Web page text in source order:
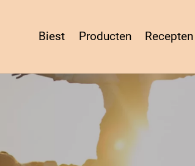
Biest Producten Recepten